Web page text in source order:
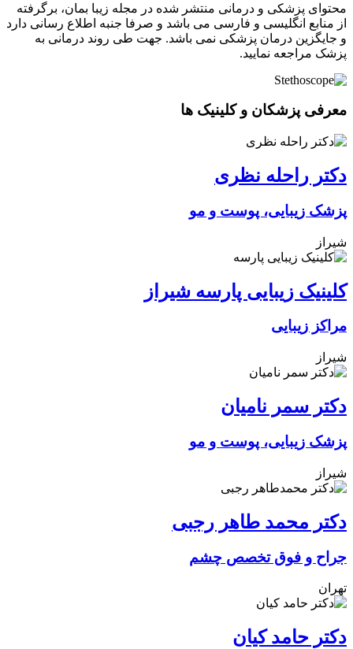
محتوای پزشکی و درمانی منتشر شده در مجله زیبا بمان، برگرفته
از منابع انگلیسی و فارسی می باشد و صرفا جنبه اطلاع رسانی دارد
و جایگزین درمان پزشکی نمی باشد. جهت طی روند درمانی به
پزشک مراجعه نمایید.
معرفی پزشکان و کلینیک ها
دکتر راحله نظری
پزشک زیبایی، پوست و مو
شیراز
کلینیک زیبایی پارسه شیراز
مراکز زیبایی
شیراز
دکتر سمر نامیان
پزشک زیبایی، پوست و مو
شیراز
دکتر محمد طاهر رجبی
جراح و فوق تخصص چشم
تهران
دکتر حامد کیان